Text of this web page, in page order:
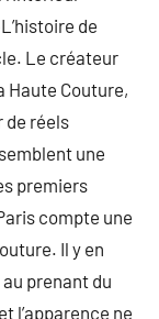
de
Le créateur
Haute Couture,
de réels
une
premiers
compte une
Il y en
prenant du
l’apparence ne